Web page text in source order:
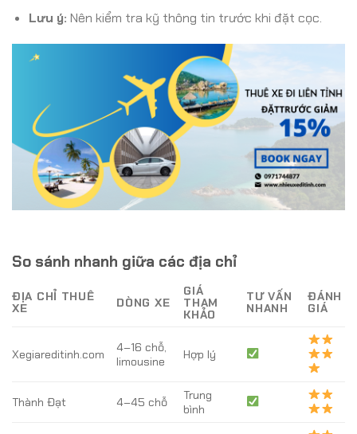
Lưu ý: Nên kiểm tra kỹ thông tin trước khi đặt cọc.
So sánh nhanh giữa các địa chỉ
ĐỊA CHỈ THUÊ
XE
DÒNG XE
GIÁ
THAM
KHẢO
TƯ VẤN
NHANH
ĐÁNH
GIÁ
Xegiareditinh.com
4–16 chỗ,
limousine
Hợp lý
Thành Đạt 4–45 chỗ
Trung
bình